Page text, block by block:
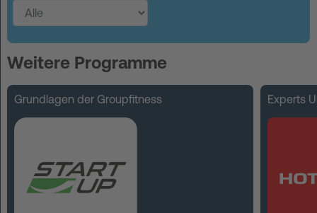
Weitere Programme
Grundlagen der Groupfitness Experts